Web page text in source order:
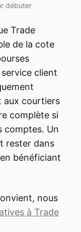
débuter
Trade
de la cote
client
aux courtiers
complète si
comptes. Un
rester dans
bénéficiant
nous
à Trade